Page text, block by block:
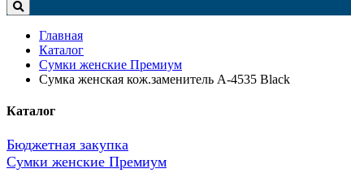
Главная
Каталог
Сумки женские Премиум
Сумка женская кож.заменитель A-4535 Black
Каталог
Бюджетная закупка
Сумки женские Премиум